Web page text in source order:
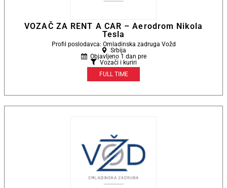
VOZAČ ZA RENT A CAR – Aerodrom Nikola
Tesla
Profil poslodavca: Omladinska zadruga Vožd
Srbija
Objavljeno 1 dan pre
Vozači i kuriri
FULL TIME